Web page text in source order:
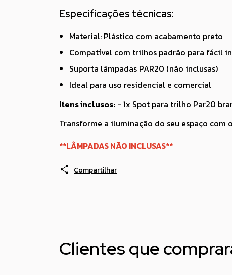
Especificações técnicas:
Material: Plástico com acabamento preto
Compatível com trilhos padrão para fácil
Suporta lâmpadas PAR20 (não inclusas)
Ideal para uso residencial e comercial
Itens inclusos: - 1x Spot para trilho Par20
Transforme a iluminação do seu espaço com
**LÂMPADAS NÃO INCLUSAS**
Compartilhar
Clientes que